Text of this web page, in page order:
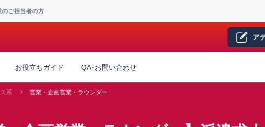
のご担当者の方
ア
お役立ちガイド QA･お問い合わせ
系 営業・企画営業・ラウンダー